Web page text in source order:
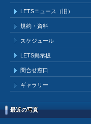
LETSニュース（旧）
規約・資料
スケジュール
LETS掲示板
問合せ窓口
ギャラリー
最近の写真